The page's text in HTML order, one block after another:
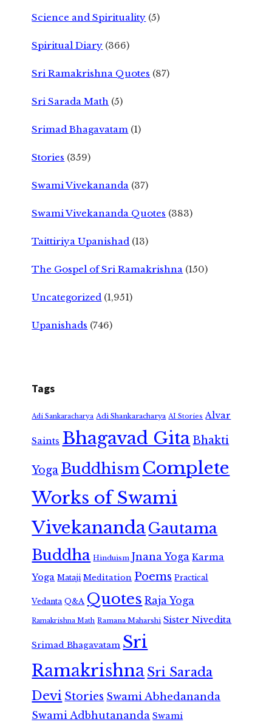
Science and Spirituality (5)
Spiritual Diary (366)
Sri Ramakrishna Quotes (87)
Sri Sarada Math (5)
Srimad Bhagavatam (1)
Stories (359)
Swami Vivekananda (37)
Swami Vivekananda Quotes (383)
Taittiriya Upanishad (13)
The Gospel of Sri Ramakrishna (150)
Uncategorized (1,951)
Upanishads (746)
Tags
Adi Sankaracharya Adi Shankaracharya AI Stories Alvar
Saints Bhagavad GitaBhakti
Yoga Buddhism Complete
Works of Swami
VivekanandaGautama
Buddha Hinduism Jnana Yoga Karma
Yoga Mataji Meditation Poems Practical
Vedanta Q&A Quotes Raja Yoga
Ramakrishna Math Ramana Maharshi Sister Nivedita
Srimad Bhagavatam Sri
RamakrishnaSri Sarada
Devi Stories Swami Abhedananda
Swami Adbhutananda Swami